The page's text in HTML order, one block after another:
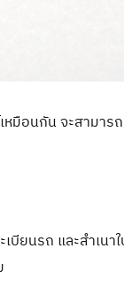
มือนกัน จะสามาร
ยนรถ และสำเน